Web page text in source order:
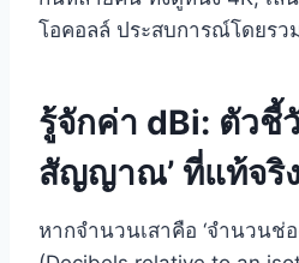
โอคอลล์ ประสบการณ์โดยรว
รู้จักค่า dBi: ตัวชี้
สัญญาณ’ ที่แท้จริง
หากจำนวนเสาคือ ‘จำนวนช่อ